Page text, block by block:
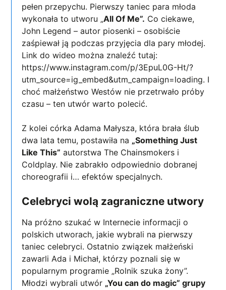
pełen przepychu. Pierwszy taniec para młoda
wykonała to utworu „All Of Me”. Co ciekawe,
John Legend – autor piosenki – osobiście
zaśpiewał ją podczas przyjęcia dla pary młodej.
Link do wideo można znaleźć tutaj:
https://www.instagram.com/p/3EpuL0G-Ht/?
utm_source=ig_embed&utm_campaign=loading. I
choć małżeństwo Westów nie przetrwało próby
czasu – ten utwór warto polecić.
Z kolei córka Adama Małysza, która brała ślub
dwa lata temu, postawiła na „Something Just
Like This” autorstwa The Chainsmokers i
Coldplay. Nie zabrakło odpowiednio dobranej
choreografii i… efektów specjalnych.
Celebryci wolą zagraniczne utwory
Na próżno szukać w Internecie informacji o
polskich utworach, jakie wybrali na pierwszy
taniec celebryci. Ostatnio związek małżeński
zawarli Ada i Michał, którzy poznali się w
popularnym programie „Rolnik szuka żony”.
Młodzi wybrali utwór „You can do magic” grupy